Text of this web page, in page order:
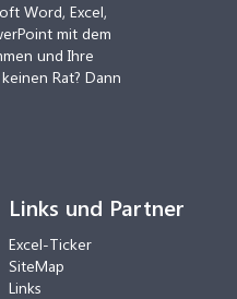
Word, Excel,
mit dem
und Ihre
Rat? Dann
Links und Partner
Excel-Ticker
SiteMap
Links